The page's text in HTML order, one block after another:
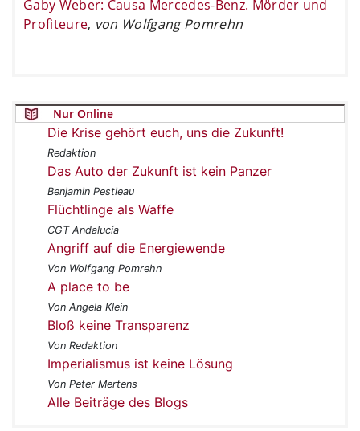
Gaby Weber: Causa Mercedes-Benz. Mörder und
Profiteure, von Wolfgang Pomrehn
Nur Online
Die Krise gehört euch, uns die Zukunft!
Redaktion
Das Auto der Zukunft ist kein Panzer
Benjamin Pestieau
Flüchtlinge als Waffe
CGT Andalucía
Angriff auf die Energiewende
Von Wolfgang Pomrehn
A place to be
Von Angela Klein
Bloß keine Transparenz
Von Redaktion
Imperialismus ist keine Lösung
Von Peter Mertens
Alle Beiträge des Blogs